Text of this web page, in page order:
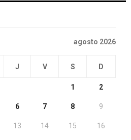
agosto 2026
J V S D
1 2
6 7 8 9
13 14 15 16